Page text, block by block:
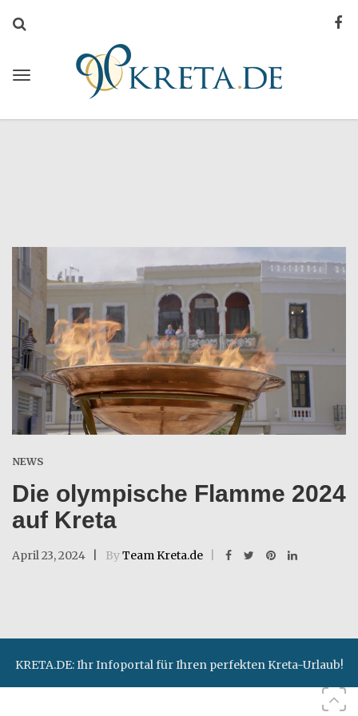
NEWS
Die olympische Flamme 2024
auf Kreta
April 23, 2024 ByTeam Kreta.de
KRETA.DE: Ihr Infoportal für Ihren perfekten Kreta-Urlaub!